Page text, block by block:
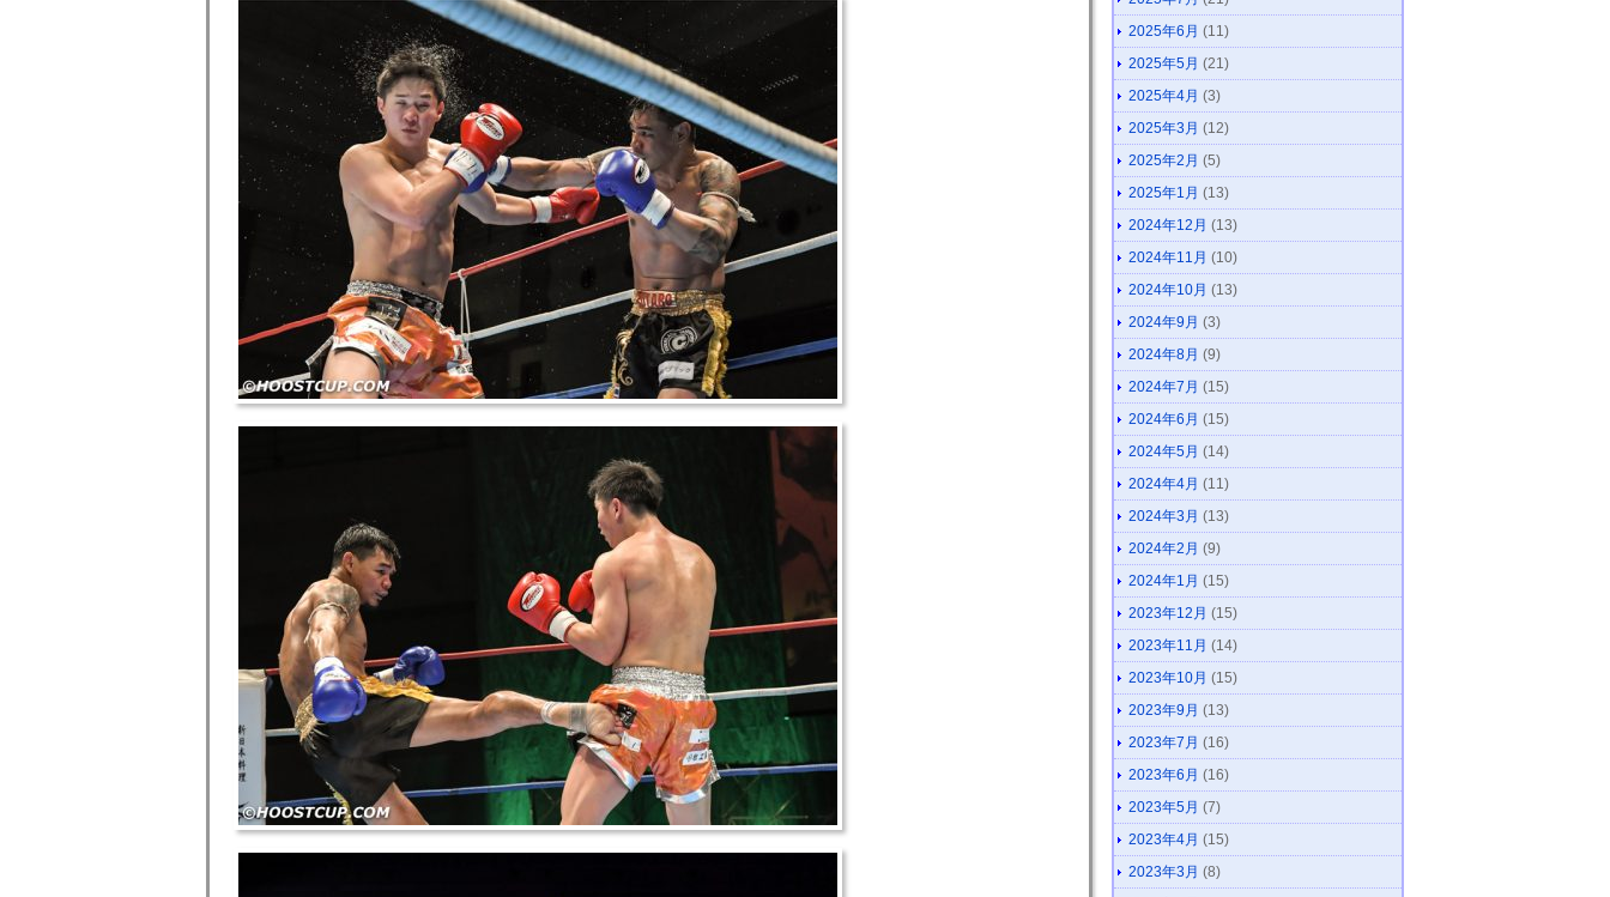
2025年6月 (11)
2025年5月 (21)
2025年4月 (3)
2025年3月 (12)
2025年2月 (5)
2025年1月 (13)
2024年12月 (13)
2024年11月 (10)
2024年10月 (13)
2024年9月 (3)
2024年8月 (9)
2024年7月 (15)
2024年6月 (15)
2024年5月 (14)
2024年4月 (11)
2024年3月 (13)
2024年2月 (9)
2024年1月 (15)
2023年12月 (15)
2023年11月 (14)
2023年10月 (15)
2023年9月 (13)
2023年7月 (16)
2023年6月 (16)
2023年5月 (7)
2023年4月 (15)
2023年3月 (8)